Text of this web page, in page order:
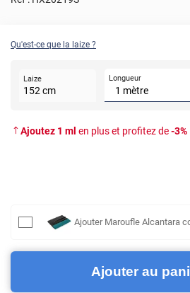
Qu'est-ce que la laize ?
Laize
152 cm
Longueur
Ajoutez 1 ml en plus et profitez de-3%
Ajouter Maroufle Alcantara
Ajouter au